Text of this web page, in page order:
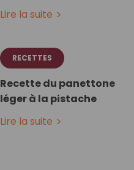
Lire la suite
RECETTES
Recette du panettone
léger à la pistache
Lire la suite